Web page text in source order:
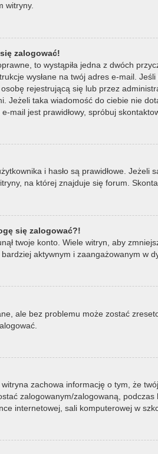
witryny.
zalogować!
to wystąpiła jedna z dwóch
wysłane na twój adres e-mail.
rejestrującą się lub przez
taka wiadomość do ciebie nie
jest prawidłowy, spróbuj
i hasło są prawidłowe.
na której znajduje się forum.
się zalogować?!
twoje konto. Wiele witryn, aby
aktywnym i zaangażowanym w
ale bez problemu może zostać
witryna zachowa informację o tym, że
zalogowanym/zalogowaną,
internetowej, sali komputerowej w